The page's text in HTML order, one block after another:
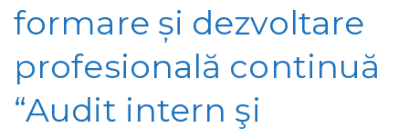
formare și dezvoltare
profesională continuă
“Audit intern şi